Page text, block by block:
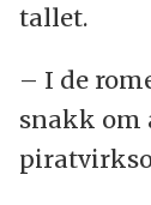
tallet.
– I de
snakk om